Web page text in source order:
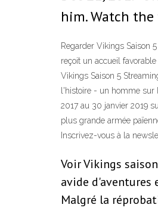
him. Watch
Regarder Vikings Saison
reçoit un accueil
Vikings Saison 5
l'histoire - un homme sur
2017 au 30 janvier 2019
plus grande armée
Inscrivez-vous à la
Voir Vikings
avide d'aventures
Malgré la